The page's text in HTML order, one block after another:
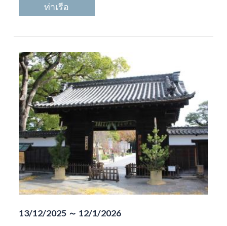
ท่าเรือ
13/12/2025 ～ 12/1/2026